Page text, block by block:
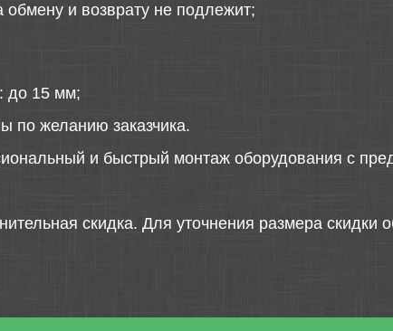
обмену и возврату не подлежит;
до 15 мм;
по желанию заказчика.
и быстрый монтаж оборудования с
скидка. Для уточнения размера скидки